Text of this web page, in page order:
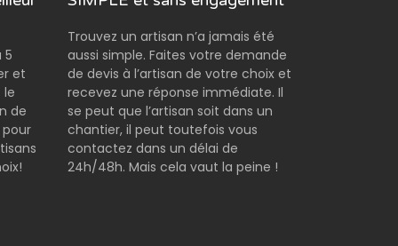
5
et
le
de
Trouvez un artisan n’a jamais été
aussi simple. Faites votre demande
de devis à l’artisan de votre choix et
recevez une réponse immédiate. Il
se peut que l’artisan soit dans un
chantier, il peut toutefois vous
contactez dans un délai de
24h/48h. Mais cela vaut la peine !